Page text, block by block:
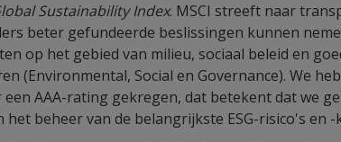
Sustainability Index. MSCI streeft naar
beter gefundeerde beslissingen kunnen
op het gebied van milieu, sociaal beleid en
(Environmental, Social en Governance). We
AAA-rating gekregen, dat betekent dat we
beheer van de belangrijkste ESG-risico's en -